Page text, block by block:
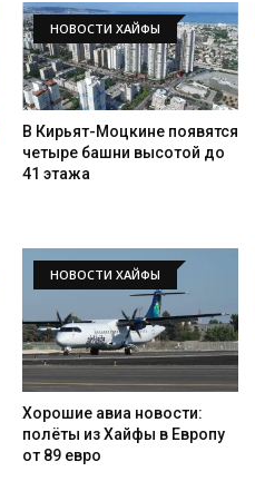
НОВОСТИ ХАЙФЫ
В Кирьят-Моцкине появятся
четыре башни высотой до
41 этажа
НОВОСТИ ХАЙФЫ
Хорошие авиа новости:
полёты из Хайфы в Европу
от 89 евро